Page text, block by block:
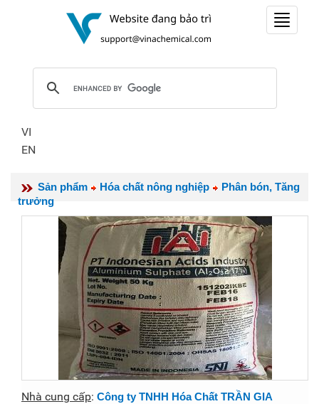
Toggle
VI
EN
Sản phẩm Hóa chất nông nghiệp
Phân bón, Tăng
trưởng
Nhà cung cấp: Công ty TNHH Hóa Chất TRẦN GIA